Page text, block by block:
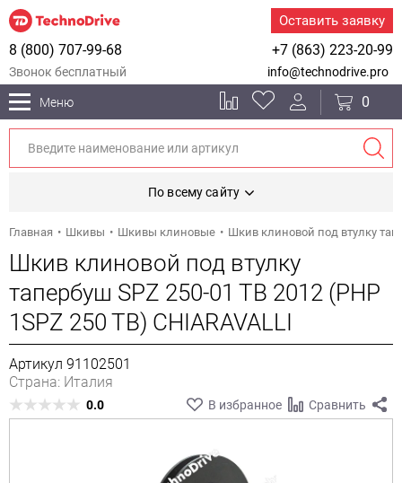
Оставить заявку
+7 (863) 223-20-99
8 (800) 707-99-68
Звонок бесплатный info@technodrive.pro
Меню 0
По всему сайту
Главная Шкивы Шкивы клиновые Шкив клиновой под втулку
Шкив клиновой под втулку
тапербуш SPZ 250-01 TB 2012 (PHP
1SPZ 250 TB) CHIARAVALLI
Артикул 91102501
Страна: Италия
0.0 В избранное Сравнить